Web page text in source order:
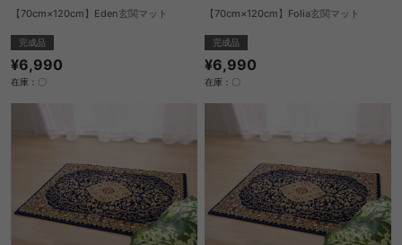
【70cm×120cm】Eden玄関マット
完成品
¥6,990
在庫：〇
【70cm×120cm】Folia玄関マット
完成品
¥6,990
在庫：〇